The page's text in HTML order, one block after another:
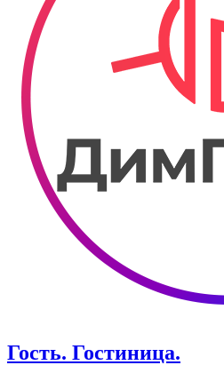
Гость. Гостиница.